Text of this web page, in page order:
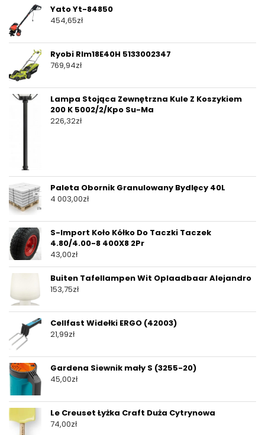
Yato Yt-84850
454,65zł
Ryobi Rlm18E40H 5133002347
769,94zł
Lampa Stojąca Zewnętrzna Kule Z Koszykiem
200 K 5002/2/Kpo Su-Ma
226,32zł
Paleta Obornik Granulowany Bydlęcy 40L
4 003,00zł
S-Import Koło Kółko Do Taczki Taczek
4.80/4.00-8 400X8 2Pr
43,00zł
Buiten Tafellampen Wit Oplaadbaar Alejandro
153,75zł
Cellfast Widełki ERGO (42003)
21,99zł
Gardena Siewnik mały S (3255-20)
45,00zł
Le Creuset Łyżka Craft Duża Cytrynowa
74,00zł